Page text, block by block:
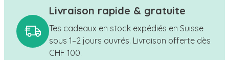
Livraison rapide & gratuite
Tes cadeaux en stock expédiés en Suisse
sous 1–2 jours ouvrés. Livraison offerte dès
CHF 100.